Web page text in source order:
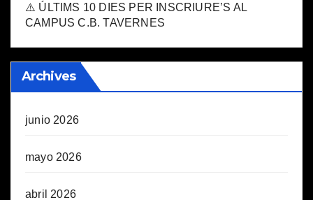
⚠️ ÚLTIMS 10 DIES PER INSCRIURE’S AL
CAMPUS C.B. TAVERNES
Archives
junio 2026
mayo 2026
abril 2026